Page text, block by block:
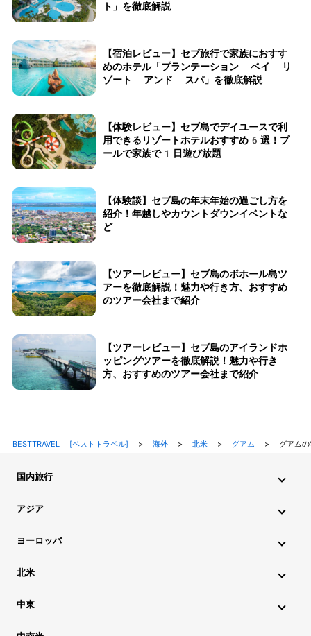
ト」を徹底解説
【宿泊レビュー】セブ旅行で家族におすす
めのホテル「プランテーション ベイ リ
ゾート アンド スパ」を徹底解説
【体験レビュー】セブ島でデイユースで利
用できるリゾートホテルおすすめ6選！プ
ールで家族で1日遊び放題
【体験談】セブ島の年末年始の過ごし方を
紹介！年越しやカウントダウンイベントな
ど
【ツアーレビュー】セブ島のボホール島ツ
アーを徹底解説！魅力や行き方、おすすめ
のツアー会社まで紹介
【ツアーレビュー】セブ島のアイランドホ
ッピングツアーを徹底解説！魅力や行き
方、おすすめのツアー会社まで紹介
BESTTRAVEL [ベストトラベル] > 海外> 北米> グアム > グアム
国内旅行
アジア
ブルネイ旅行
ヨーロッパ
北米
中東